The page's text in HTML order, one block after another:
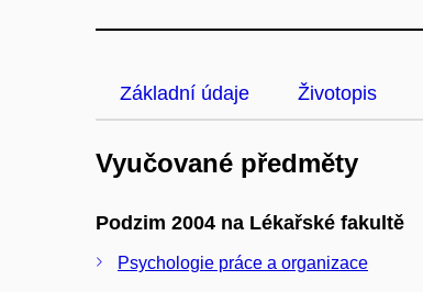
Základní údaje Životopis
Vyučované předměty
Podzim 2004 na Lékařské fakultě
Psychologie práce a organizace